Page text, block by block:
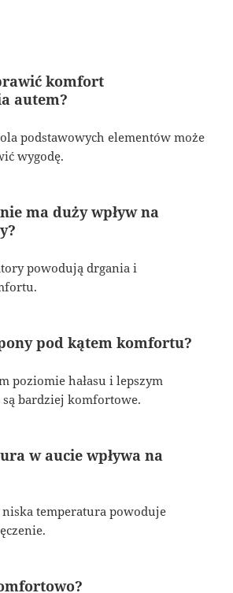
komfort
autem?
podstawowych elementów może
wygodę.
ma duży wpływ na
powodują drgania i
pod kątem komfortu?
poziomie hałasu i lepszym
bardziej komfortowe.
w aucie wpływa na
temperatura powoduje